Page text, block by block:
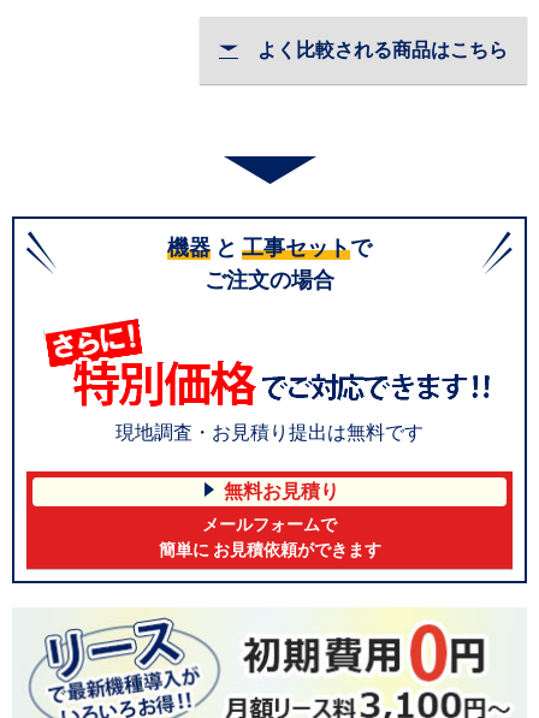
よく比較される商品はこちら
機器 と 工事セットで
ご注文の場合
現地調査・お見積り提出は無料です
無料お見積り
メールフォームで
簡単に お見積依頼ができます